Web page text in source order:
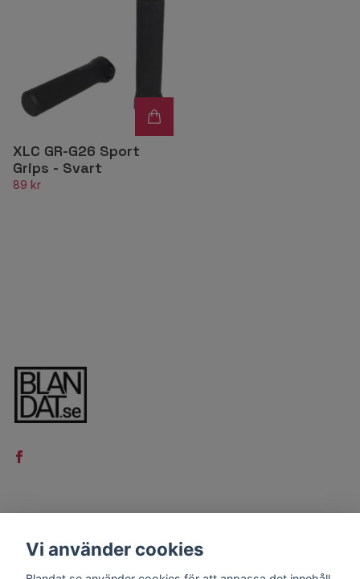
XLC GR-G26 Sport
Grips - Svart
89 kr
Kontakt
Vi använder cookies